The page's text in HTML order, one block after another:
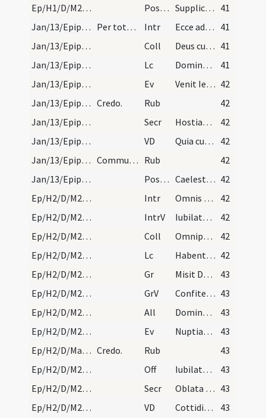
Ep/H1/D/M2/Mass Propers
Postcomm Supplices te rogamus omnipotens Deus ut quos tuis reficis ... deservire concedas. 41
Jan/13/Epiphania (Octava)/M2/Mass Propers
Per totum. Intr Ecce advenit dominator Dominus 41
Jan/13/Epiphania (Octava)/M2/Mass Propers
Coll Deus cuius Unigenitus in substantia nostrae carnis apparuit ... reformari mereamur. 41
Jan/13/Epiphania (Octava)/M2/Mass Propers
Lc Domine Deus meus honorificabo te (Is)
41
Jan/13/Epiphania (Octava)/M2/Mass Propers
Ev Venit Iesus a Galilaea in Iordanem ad Ioannem (Mt) 42
Jan/13/Epiphania (Octava)/Mass Propers/1 Credo. Rub
42
Jan/13/Epiphania (Octava)/M2/Mass Propers
Secr Hostias tibi Domine pro nati Filii tui apparitione ... misericors et susceptor.
42
Jan/13/Epiphania (Octava)/M2/Mass Propers
VD Quia cum Unigenitus tuus
42
Jan/13/Epiphania (Octava)/Mass Propers/2
Communicantes. Rub
42
Jan/13/Epiphania (Octava)/M2/Mass Propers
Postcomm Caelesti lumine quaesumus Domine semper ... percipiamus effectum. 42
Ep/H2/D/M2/Mass Propers
Intr Omnis terra adoret te
42
Ep/H2/D/M2/Mass Propers
IntrV Iubilate Deo omnis terra
42
Ep/H2/D/M2/Mass Propers
Coll Omnipotens sempiterne Deus qui caelestia simul ... concede temporibus.
42
Ep/H2/D/M2/Mass Propers
Lc Habentes donationes secundum gratiam quae data est nobis differentes (R) 42
Ep/H2/D/M2/Mass Propers
Gr Misit Dominus verbum suum
43
Ep/H2/D/M2/Mass Propers
GrV Confiteantur Domino misericordiae eius 43
Ep/H2/D/M2/Mass Propers
All Dominus regnavit exsultet
43
Ep/H2/D/M2/Mass Propers
Ev Nuptiae factae sunt in Chana Galilaeae (J)
43
Ep/H2/D/Mass Propers Credo. Rub
43
Ep/H2/D/M2/Mass Propers
Off Iubilate Deo universa terra
43
Ep/H2/D/M2/Mass Propers
Secr Oblata Domine munera sanctifica ... maculis emunda. 43
Ep/H2/D/M2/Mass Propers
VD Cottidiana 43